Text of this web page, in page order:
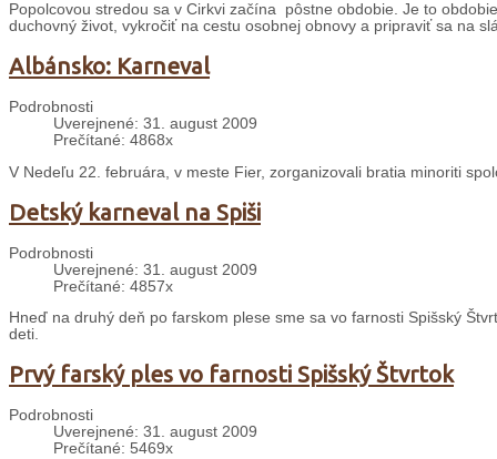
Popolcovou stredou sa v Cirkvi začína pôstne obdobie. Je to
duchovný život, vykročiť na cestu osobnej obnovy a pripraviť sa na
Albánsko: Karneval
Podrobnosti
Uverejnené: 31. august 2009
Prečítané: 4868x
V Nedeľu 22. februára, v meste Fier, zorganizovali bratia minoriti
Detský karneval na Spiši
Podrobnosti
Uverejnené: 31. august 2009
Prečítané: 4857x
Hneď na druhý deň po farskom plese sme sa vo farnosti Spišský
deti.
Prvý farský ples vo farnosti Spišský Štvrtok
Podrobnosti
Uverejnené: 31. august 2009
Prečítané: 5469x